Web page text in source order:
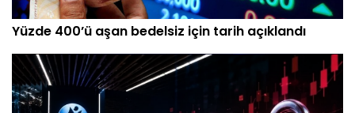
Yüzde 400’ü aşan bedelsiz için tarih açıklandı